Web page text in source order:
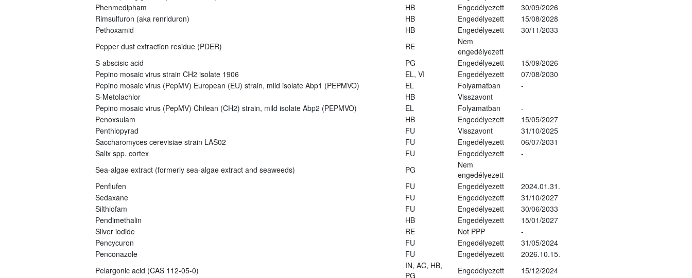
Phenmedipham
HB Engedélyezett
30/09/2026
Rimsulfuron (aka renriduron)
HB Engedélyezett
15/08/2028
Pethoxamid
HB Engedélyezett
30/11/2033
Pepper dust extraction residue (PDER)
RE
Nem
engedélyezett
S-abscisic acid
PG Engedélyezett
15/09/2026
Pepino mosaic virus strain CH2 isolate 1906
EL, VI Engedélyezett
07/08/2030
Pepino mosaic virus (PepMV) European (EU) strain, mild isolate Abp1 (PEPMVO)
EL Folyamatban
-
S-Metolachlor
HB
Visszavont
Pepino mosaic virus (PepMV) Chilean (CH2) strain, mild isolate Abp2 (PEPMVO)
EL Folyamatban
-
Penoxsulam
HB Engedélyezett
15/05/2027
Penthiopyrad
FU Visszavont
31/10/2025
Saccharomyces cerevisiae strain LAS02
FU Engedélyezett
06/07/2031
Salix spp. cortex
FU Engedélyezett
-
Sea-algae extract (formerly sea-algae extract and seaweeds)
PG
Nem
engedélyezett
Penflufen
FU Engedélyezett
2024.01.31.
Sedaxane
FU Engedélyezett
31/10/2027
Silthiofam
FU Engedélyezett
30/06/2033
Pendimethalin
HB Engedélyezett
15/01/2027
Silver iodide
RE Not PPP
-
Pencycuron
FU Engedélyezett
31/05/2024
Penconazole
FU Engedélyezett
2026.10.15.
Pelargonic acid (CAS 112-05-0)
IN, AC, HB,
PG
Engedélyezett
15/12/2024